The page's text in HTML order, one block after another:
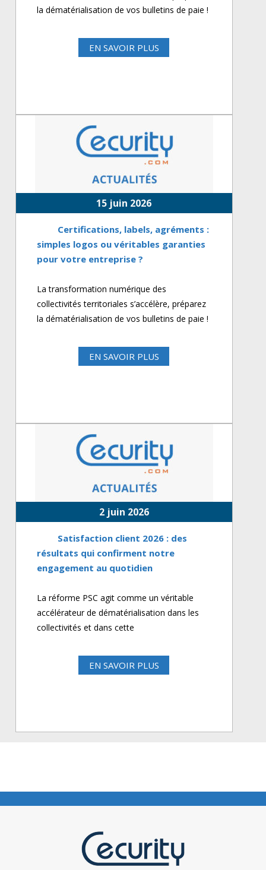
la dématérialisation de vos bulletins de paie !
EN SAVOIR PLUS
15 juin 2026
Certifications, labels, agréments :
simples logos ou véritables garanties
pour votre entreprise ?
La transformation numérique des
collectivités territoriales s’accélère, préparez
la dématérialisation de vos bulletins de paie !
EN SAVOIR PLUS
2 juin 2026
Satisfaction client 2026 : des
résultats qui confirment notre
engagement au quotidien
La réforme PSC agit comme un véritable
accélérateur de dématérialisation dans les
collectivités et dans cette
EN SAVOIR PLUS